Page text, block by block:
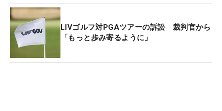
LIVゴルフ対PGAツアーの訴訟 裁判官から
「もっと歩み寄るように」